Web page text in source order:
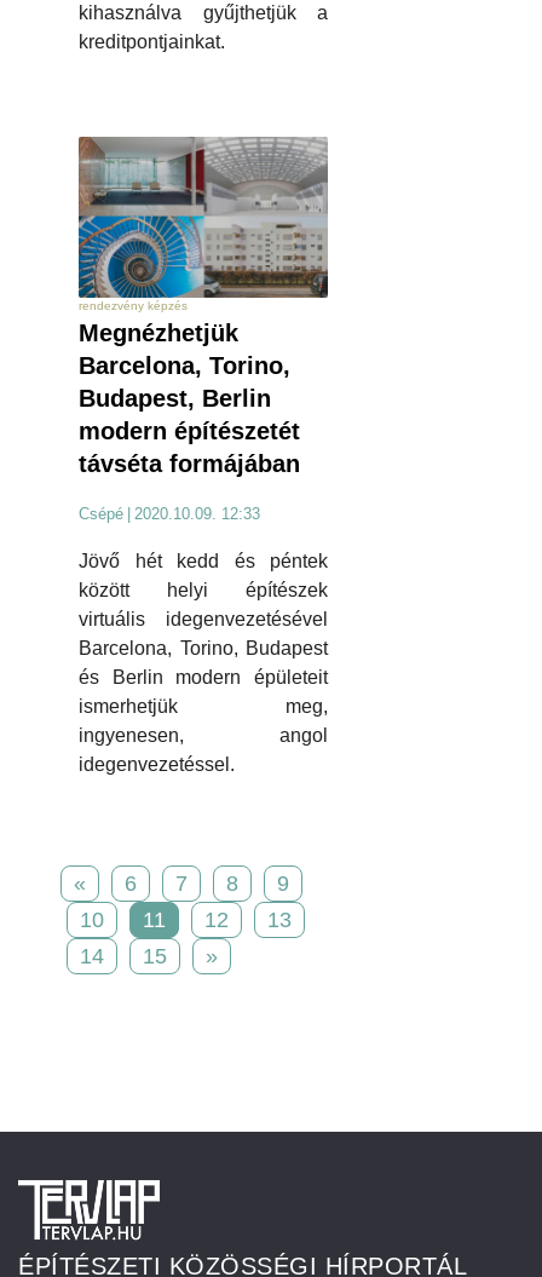
kihasználva gyűjthetjük a
kreditpontjainkat.
rendezvény képzés
Megnézhetjük
Barcelona, Torino,
Budapest, Berlin
modern építészetét
távséta formájában
Csépé | 2020.10.09. 12:33
Jövő hét kedd és péntek
között helyi építészek
virtuális idegenvezetésével
Barcelona, Torino, Budapest
és Berlin modern épületeit
ismerhetjük meg,
ingyenesen, angol
idegenvezetéssel.
« 6 7 8
9
10
11 12
13
14
15 »
ÉPÍTÉSZETI KÖZÖSSÉGI HÍRPORTÁL